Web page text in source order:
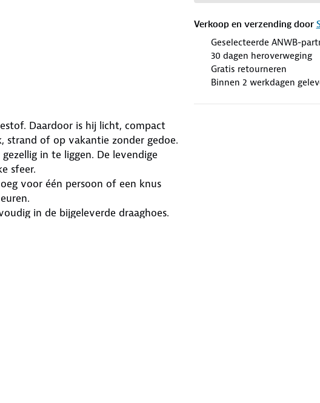
Verkoop en verzending door
Geselecteerde ANWB-
30 dagen heroverweging
Gratis retourneren
Binnen 2 werkdagen
Daardoor is hij licht, compact
strand of op vakantie zonder gedoe.
in te liggen. De levendige
sfeer.
voor één persoon of een knus
in de bijgeleverde draaghoes.
de zon of geniet van een